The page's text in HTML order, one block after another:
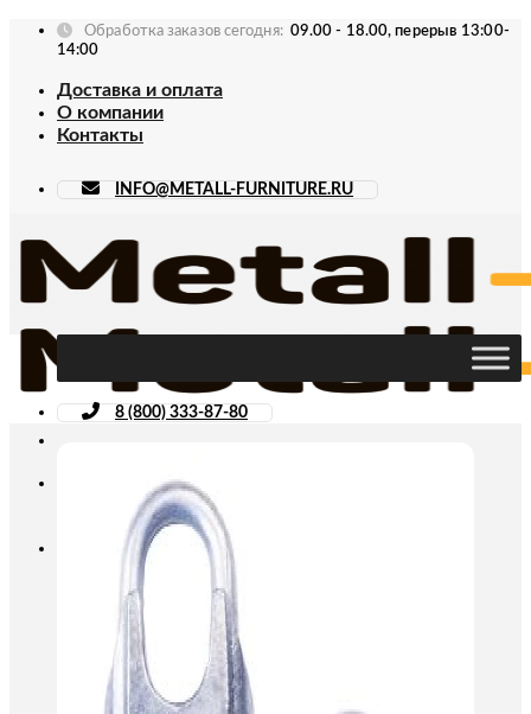
Skip
Обработка заказов сегодня: 09.00 - 18.00, перерыв 13:00-
14:00
Доставка и оплата
О компании
Контакты
INFO@METALL-FURNITURE.RU
8 (800) 333-87-80